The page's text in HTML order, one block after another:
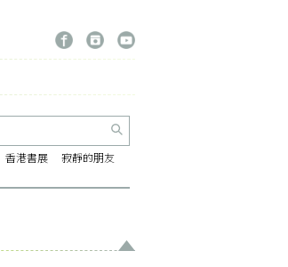
香港書展 寂靜的朋友